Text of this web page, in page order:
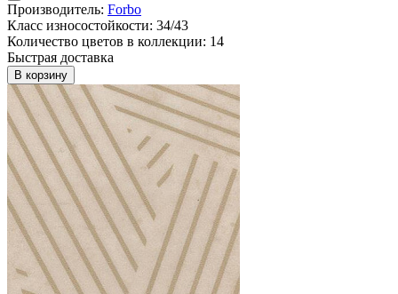
Производитель: Forbo
Класс износостойкости: 34/43
Количество цветов в коллекции: 14
Быстрая доставка
В корзину